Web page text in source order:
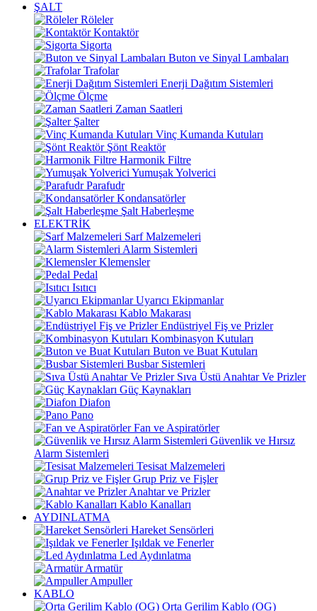
ŞALT
Röleler
Kontaktör
Sigorta
Buton ve Sinyal Lambaları
Trafolar
Enerji Dağıtım Sistemleri
Ölçme
Zaman Saatleri
Şalter
Vinç Kumanda Kutuları
Şönt Reaktör
Harmonik Filtre
Yumuşak Yolverici
Parafudr
Kondansatörler
Şalt Haberleşme
ELEKTRİK
Sarf Malzemeleri
Alarm Sistemleri
Klemensler
Pedal
Isıtıcı
Uyarıcı Ekipmanlar
Kablo Makarası
Endüstriyel Fiş ve Prizler
Kombinasyon Kutuları
Buton ve Buat Kutuları
Busbar Sistemleri
Sıva Üstü Anahtar Ve Prizler
Güç Kaynakları
Diafon
Pano
Fan ve Aspiratörler
Güvenlik ve Hırsız
Alarm Sistemleri
Tesisat Malzemeleri
Grup Priz ve Fişler
Anahtar ve Prizler
Kablo Kanalları
AYDINLATMA
Hareket Sensörleri
Işıldak ve Fenerler
Led Aydınlatma
Armatür
Ampuller
KABLO
Orta Gerilim Kablo (OG)